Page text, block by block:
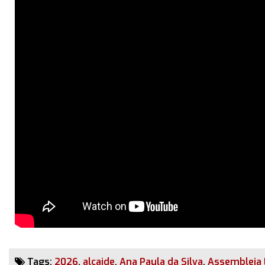
Tags: 2026, alcaide, Ana Paula da Silva, Assembleia